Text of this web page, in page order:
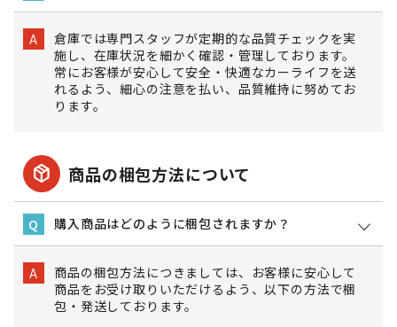
A
倉庫では専門スタッフが定期的な品質チェックを実
施し、在庫状況を細かく確認・管理しております。
常にお客様が安心して安全・快適なカーライフを送
れるよう、細心の注意を払い、品質維持に努めてお
ります。
package_2 商品の梱包方法について
Q 購入商品はどのように梱包されますか？
A
商品の梱包方法につきましては、お客様に安心して
商品をお受け取りいただけるよう、以下の方法で梱
包・発送しております。